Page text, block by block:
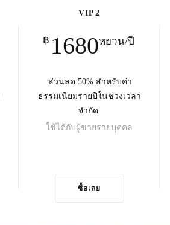
VIP2
฿ 1680หยวน/ปี
ส่วนลด 50% สำหรับค่า
ธรรมเนียมรายปีในช่วงเวลา
จำกัด
ใช้ได้กับผู้ขายรายบุคคล
ซื้อเลย